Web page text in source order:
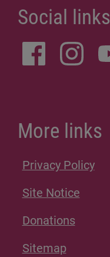
Social links
More links
Privacy Policy
Site Notice
Donations
Sitemap